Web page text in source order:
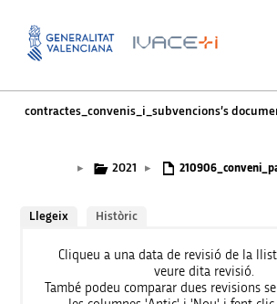
contractes_convenis_i_subvencions’s
▸ 2021 ▸
Llegeix Històric
Cliqueu a una data de revisió de la
veure dita revisió.
També podeu comparar dues revisions